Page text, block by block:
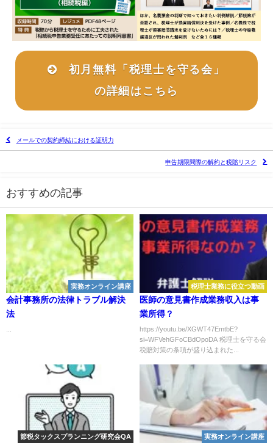
初月無料「税理士を守る会」
の詳細はこちら
メールでの契約締結における証明力
申告期限間際の解約と税賠リスク
おすすめの記事
実務オンライン講座
会計事務所の法律トラブル解決
法
税理士業務に役立つ動画
医師の意見書作成業務収入は事
業所得？
https://youtu.be/XGWT47EmtbE?
si=WFVehGFoCBdOpoDA 税理士を守る会
税賠対策の条項が盛り込まれた...
節税タックスプランニング研究会QA 実務オンライン講座